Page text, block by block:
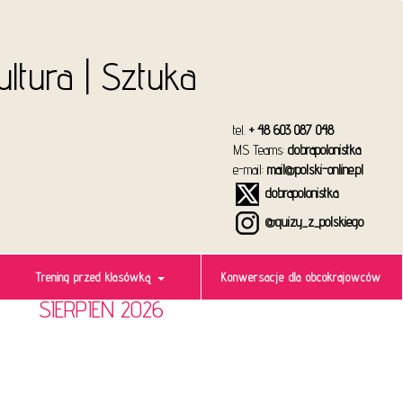
| Sztuka
tel. + 48 603 087 048
MS Teams: dobrapolonistka
e-mail: mail@polski-online.pl
dobrapolonistka
@quizy_z_polskiego
Trening przed klasówką Konwersacje dla obcokrajowców
SIERPIEŃ 2026